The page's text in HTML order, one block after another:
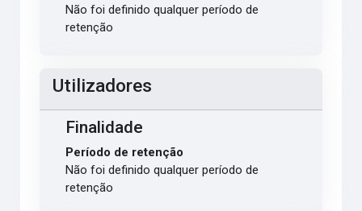
Não foi definido qualquer período de
retenção
Utilizadores
Finalidade
Período de retenção
Não foi definido qualquer período de
retenção